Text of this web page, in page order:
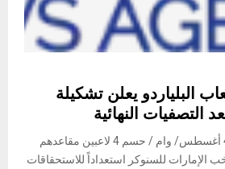
البلياردو يعلن تشكيلة
التصفيات النهائية
«نبض الخليج» دبي في 4 أغسطس/ وام / حسم 4 لاعبين مقاعدهم
الإمارات للسنوكر استعداداً للاستحقاقات